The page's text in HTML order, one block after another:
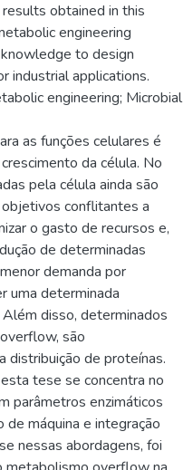
obtained in this
engineering
to design
industrial applications.
engineering; Microbial
as funções celulares é
da célula. No
pela célula ainda são
conflitantes a
o gasto de recursos e,
de determinadas
demanda por
uma determinada
disso, determinados
são
distribuição de proteínas.
tese se concentra no
parâmetros enzimáticos
de máquina e integração
nessas abordagens, foi